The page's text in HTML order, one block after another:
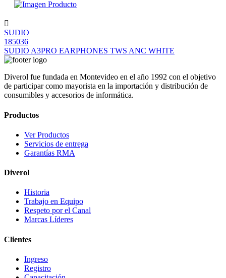
SUDIO
185036
SUDIO A3PRO EARPHONES TWS ANC WHITE
Diverol fue fundada en Montevideo en el año 1992 con el objetivo
de participar como mayorista en la importación y distribución de
consumibles y accesorios de informática.
Productos
Ver Productos
Servicios de entrega
Garantías RMA
Diverol
Historia
Trabajo en Equipo
Respeto por el Canal
Marcas Líderes
Clientes
Ingreso
Registro